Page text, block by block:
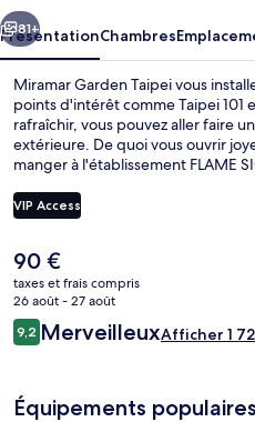
Suivant
81+
PrésentationChambres
Miramar Garden Taipei vous
points d'intérêt comme Taipei 101
rafraîchir, vous pouvez aller faire
extérieure. De quoi vous ouvrir
manger à l'établissement FLAME
outre un bar / salon, un centre de
fitness. Le personnel attentionné
L'hébergement se situe à une très
transports publics : Station de
à 8 min et Station Zhongxiao
VIP Access
Le
prix
actuel
est
de
90 €
taxes et frais compris
26 août - 27 août
Avis
voyageurs
9,29,2 sur 10
MerveilleuxAfficher 1
Équipements populaires